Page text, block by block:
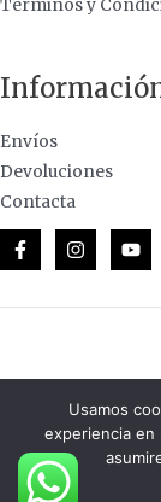
Términos y
Envíos
Devoluciones
Contacta
© 2026
Usamos
experiencia